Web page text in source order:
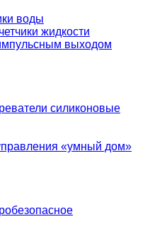
воды
жидкости
выходом
силиконовые
«умный дом»